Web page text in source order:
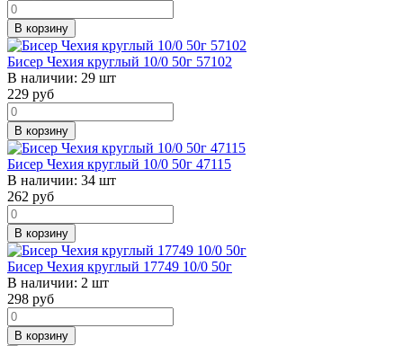
В корзину
Бисер Чехия круглый 10/0 50г 57102
В наличии: 29 шт
229 руб
В корзину
Бисер Чехия круглый 10/0 50г 47115
В наличии: 34 шт
262 руб
В корзину
Бисер Чехия круглый 17749 10/0 50г
В наличии: 2 шт
298 руб
В корзину